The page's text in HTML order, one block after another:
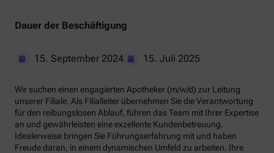
Dauer der Beschäftigung
15. September 2024 15. Juli 2025
Wir suchen einen engagierten Apotheker (m/w/d) zur Leitung
unserer Filiale. Als Filialleiter übernehmen Sie die Verantwortung
für den reibungslosen Ablauf, führen das Team mit Ihrer Expertise
an und gewährleisten eine exzellente Kundenbetreuung.
Idealerweise bringen Sie Führungserfahrung mit und haben
Freude daran, in einem dynamischen Umfeld zu arbeiten. Ihre